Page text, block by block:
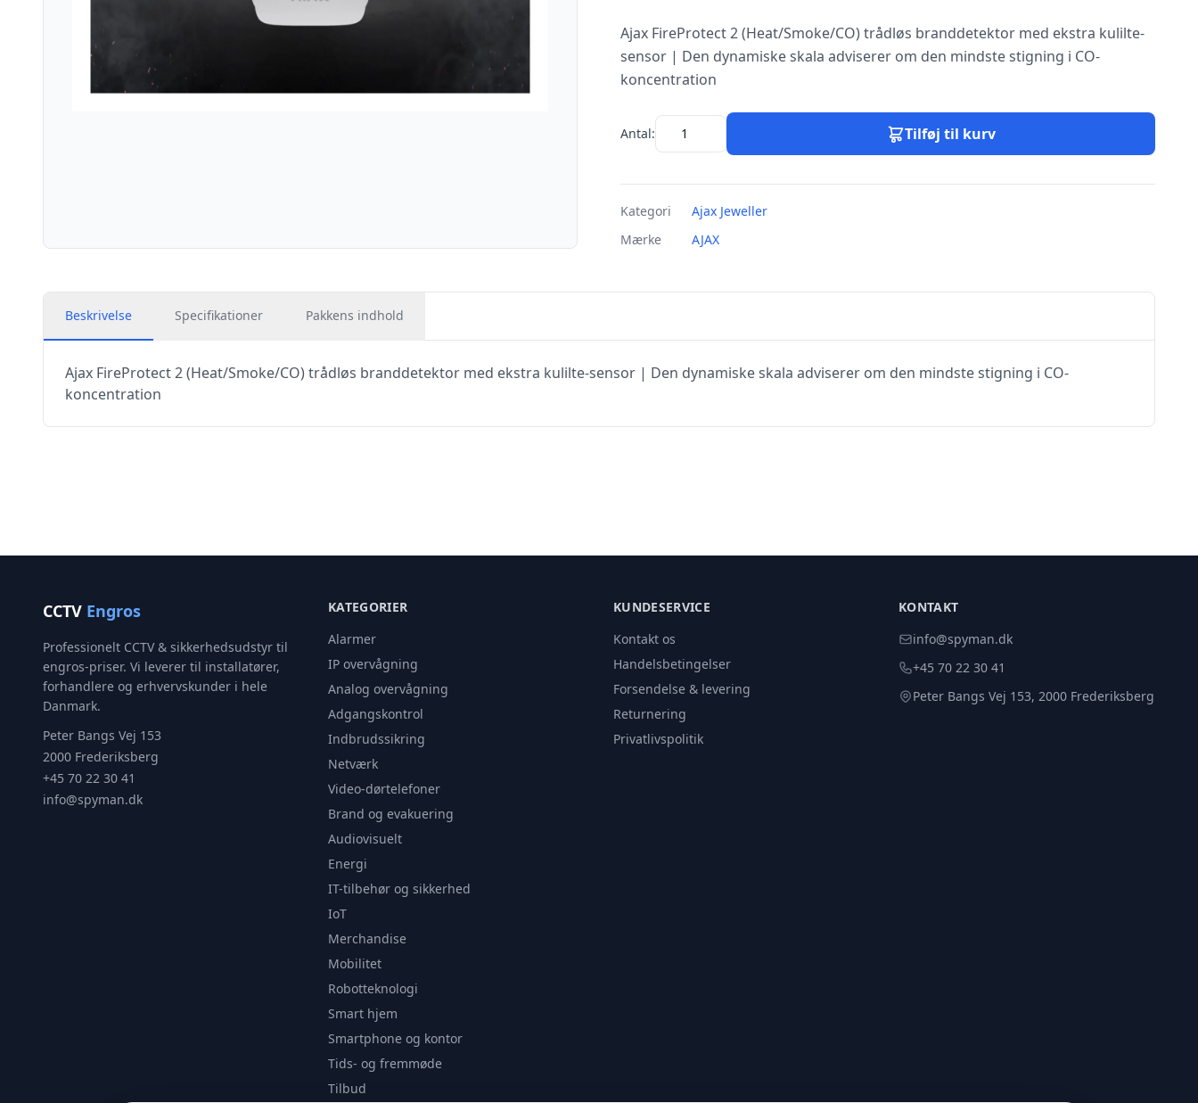
Ajax FireProtect 2 (Heat/Smoke/CO) trådløs branddetektor med ekstra kulilte-
sensor | Den dynamiske skala adviserer om den mindste stigning i CO-
koncentration
Antal: Tilføj til kurv
Kategori
Ajax Jeweller
Mærke
AJAX
Beskrivelse Specifikationer Pakkens indhold
Ajax FireProtect 2 (Heat/Smoke/CO) trådløs branddetektor med ekstra kulilte-sensor | Den dynamiske skala adviserer om den mindste stigning i CO-
koncentration
CCTV Engros
Professionelt CCTV & sikkerhedsudstyr til
engros-priser. Vi leverer til installatører,
forhandlere og erhvervskunder i hele
Danmark.
Peter Bangs Vej 153
2000 Frederiksberg
+45 70 22 30 41
info@spyman.dk
KATEGORIER
Alarmer
IP overvågning
Analog overvågning
Adgangskontrol
Indbrudssikring
Netværk
Video-dørtelefoner
Brand og evakuering
Audiovisuelt
Energi
IT-tilbehør og sikkerhed
IoT
Merchandise
Mobilitet
Robotteknologi
Smart hjem
Smartphone og kontor
Tids- og fremmøde
Tilbud
KUNDESERVICE
Kontakt os
Handelsbetingelser
Forsendelse & levering
Returnering
Privatlivspolitik
KONTAKT
info@spyman.dk
+45 70 22 30 41
Peter Bangs Vej 153, 2000 Frederiksberg